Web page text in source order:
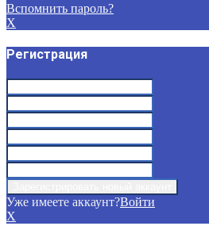
Вспомнить пароль?
X
Регистрация
Уже имеете аккаунт?Войти
X